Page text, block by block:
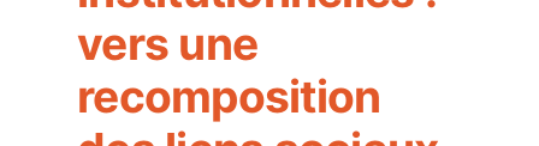
vers une
recomposition